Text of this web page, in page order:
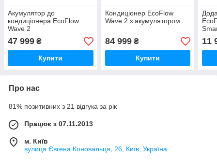
Акумулятор до
кондиціонера EcoFlow
Wave 2
47 999 ₴
Купити
Кондиціонер EcoFlow
Wave 2 з акумулятором
84 999₴
Купити
11
Про нас
81% позитивних з 21 відгука за рік
Працює з 07.11.2013
м. Київ
вулиця Євгена Коновальця, 26, Київ, Україна